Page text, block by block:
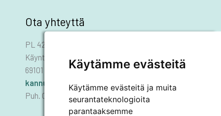
Käytämme evästeitä
Käytämme evästeitä ja muita
seurantateknologioita
parantaaksemme
Ota yhteyttä
PL 42
Käyntiosoite: Asematie 1
69101 KANNUS
kannus.kaupunki@kannus.ﬁ
Puh. 06 8745 111